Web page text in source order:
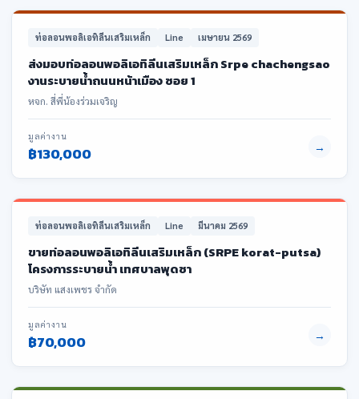
ท่อลอนพอลิเอทิลีนเสริมเหล็ก Line เมษายน 2569
ส่งมอบท่อลอนพอลิเอทิลีนเสริมเหล็ก Srpe chachengsao
งานระบายน้ำถนนหน้าเมือง ซอย 1
หจก. สี่พี่น้องร่วมเจริญ
มูลค่างาน
฿130,000 →
ท่อลอนพอลิเอทิลีนเสริมเหล็ก Line มีนาคม 2569
ขายท่อลอนพอลิเอทิลีนเสริมเหล็ก (SRPE korat-putsa)
โครงการระบายน้ำ เทศบาลพุดซา
บริษัท แสงเพชร จำกัด
มูลค่างาน
฿70,000 →